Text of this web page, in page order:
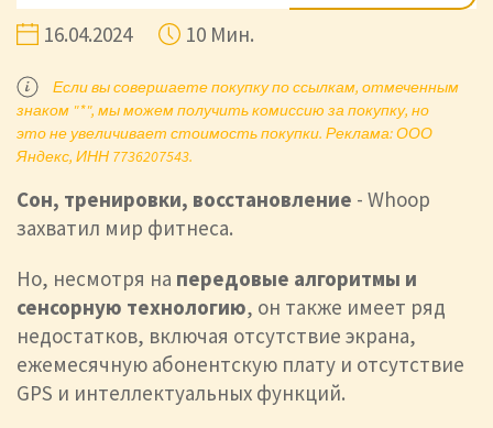
16.04.2024
10 Мин.
Если вы совершаете покупку по ссылкам, отмеченным
знаком "*", мы можем получить комиссию за покупку, но
это не увеличивает стоимость покупки. Реклама: ООО
Яндекс, ИНН 7736207543.
Сон, тренировки, восстановление - Whoop
захватил мир фитнеса.
Но, несмотря на передовые алгоритмы и
сенсорную технологию, он также имеет ряд
недостатков, включая отсутствие экрана,
ежемесячную абонентскую плату и отсутствие
GPS и интеллектуальных функций.